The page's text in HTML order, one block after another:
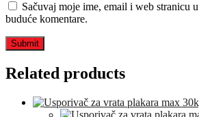
Sačuvaj moje ime, email i web stranicu
buduće komentare.
Related products